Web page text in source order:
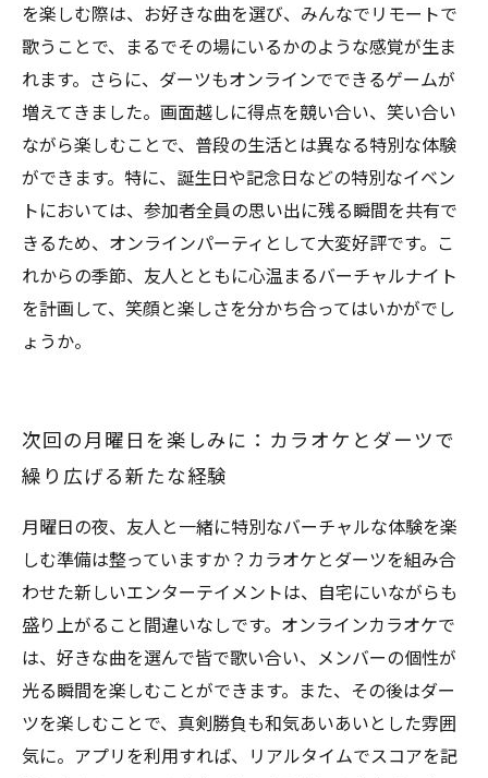
を楽しむ際は、お好きな曲を選び、みんなでリモートで
歌うことで、まるでその場にいるかのような感覚が生ま
れます。さらに、ダーツもオンラインでできるゲームが
増えてきました。画面越しに得点を競い合い、笑い合い
ながら楽しむことで、普段の生活とは異なる特別な体験
ができます。特に、誕生日や記念日などの特別なイベン
トにおいては、参加者全員の思い出に残る瞬間を共有で
きるため、オンラインパーティとして大変好評です。こ
れからの季節、友人とともに心温まるバーチャルナイト
を計画して、笑顔と楽しさを分かち合ってはいかがでし
ょうか。
次回の月曜日を楽しみに：カラオケとダーツで
繰り広げる新たな経験
月曜日の夜、友人と一緒に特別なバーチャルな体験を楽
しむ準備は整っていますか？カラオケとダーツを組み合
わせた新しいエンターテイメントは、自宅にいながらも
盛り上がること間違いなしです。オンラインカラオケで
は、好きな曲を選んで皆で歌い合い、メンバーの個性が
光る瞬間を楽しむことができます。また、その後はダー
ツを楽しむことで、真剣勝負も和気あいあいとした雰囲
気に。アプリを利用すれば、リアルタイムでスコアを記